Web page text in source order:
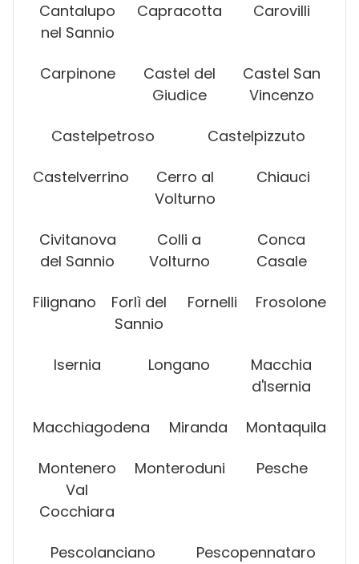
Cantalupo
nel Sannio
Capracotta Carovilli
Carpinone
Castel del
Giudice
Castel San
Vincenzo
Castelpetroso Castelpizzuto
Castelverrino
Cerro al
Volturno
Chiauci
Civitanova
del Sannio
Colli a
Volturno
Conca
Casale
Filignano
Forlì del
Sannio
Fornelli Frosolone
Isernia Longano
Macchia
d'Isernia
Macchiagodena Miranda Montaquila
Montenero
Val
Cocchiara
Monteroduni Pesche
Pescolanciano Pescopennataro